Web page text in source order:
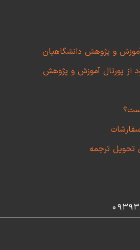
و پژوهش دانشگاهیان
از پورتال آموزش و پژوهش
تحویل ترجمه